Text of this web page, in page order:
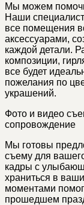
Мы можем
Наши
все помещения
аксессуарами,
каждой детали.
композиции,
все будет
пожелания по
украшений.
Фото и видео
сопровождение
Мы готовы
съему для
кадры с
храниться в
моментами
прошедшем